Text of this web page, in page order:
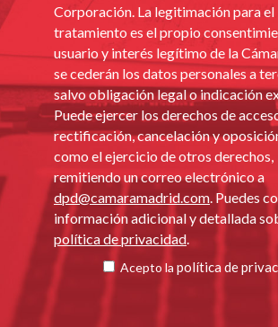
Corporación. La legitimación para el
tratamiento es el propio
usuario y interés legítimo de la
se cederán los datos personales a
salvo obligación legal o indicación
Puede ejercer los derechos de
rectificación, cancelación y
como el ejercicio de otros derechos,
remitiendo un correo electrónico a
dpd@camaramadrid.com . Puedes
información adicional y detallada
política de privacidad
Acepto la política de